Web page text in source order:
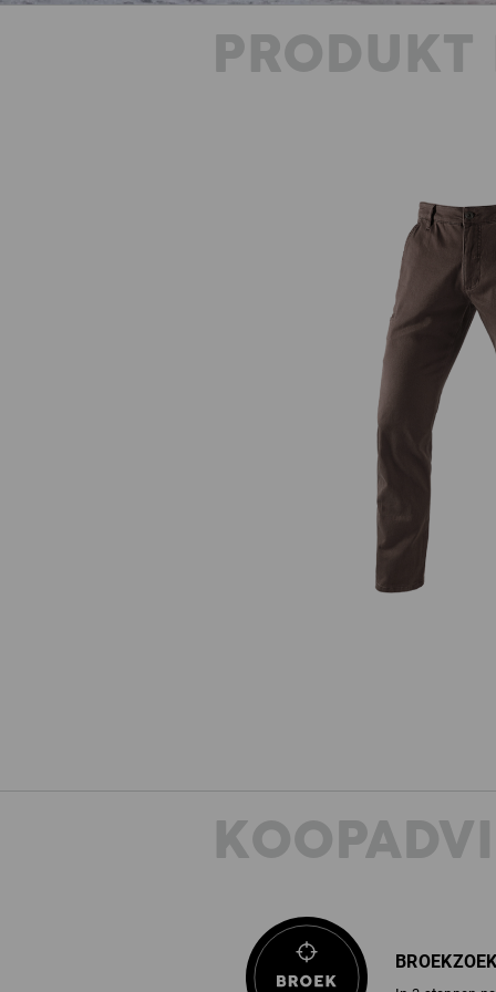
PRODUKT